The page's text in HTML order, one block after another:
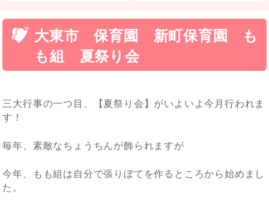
大東市 保育園 新町保育園 も
も組 夏祭り会
三大行事の一つ目、【夏祭り会】がいよいよ今月行われま
す！
毎年、素敵なちょうちんが飾られますが
今年、もも組は自分で張りぼてを作るところから始めまし
た。